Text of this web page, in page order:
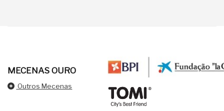
MECENAS OURO
Outros Mecenas